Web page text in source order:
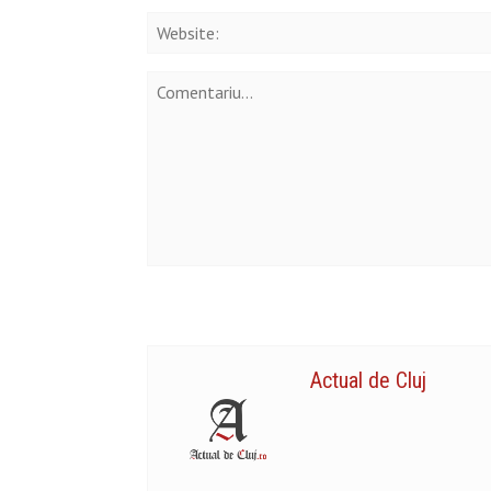
Actual de Cluj